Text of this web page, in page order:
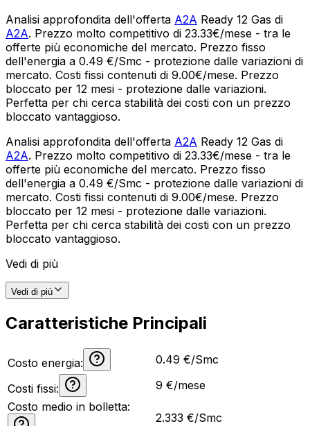
Analisi approfondita dell'offerta A2A Ready 12 Gas di
A2A. Prezzo molto competitivo di 23.33€/mese - tra le
offerte più economiche del mercato. Prezzo fisso
dell'energia a 0.49 €/Smc - protezione dalle variazioni di
mercato. Costi fissi contenuti di 9.00€/mese. Prezzo
bloccato per 12 mesi - protezione dalle variazioni.
Perfetta per chi cerca stabilità dei costi con un prezzo
bloccato vantaggioso.
Analisi approfondita dell'offerta A2A Ready 12 Gas di
A2A. Prezzo molto competitivo di 23.33€/mese - tra le
offerte più economiche del mercato. Prezzo fisso
dell'energia a 0.49 €/Smc - protezione dalle variazioni di
mercato. Costi fissi contenuti di 9.00€/mese. Prezzo
bloccato per 12 mesi - protezione dalle variazioni.
Perfetta per chi cerca stabilità dei costi con un prezzo
bloccato vantaggioso.
Vedi di più
Vedi di più
Caratteristiche Principali
Costo energia: 0.49 €/Smc
Costi fissi: 9 €/mese
Costo medio in bolletta:
2.333 €/Smc